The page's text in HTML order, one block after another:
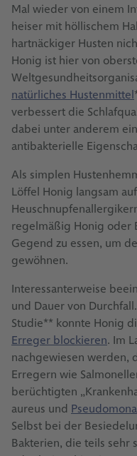
Mal wieder von einem
heiser mit höllischem
hartnäckiger Husten
Honig ist hier von
natürliches Hustenmittel
verbessert die
dabei unter anderem
antibakterielle
Als simplen
Löffel Honig langsam
regelmäßig Honig oder
Gegend zu essen, um
gewöhnen.
Interessanterweise
und Dauer von
Studie** konnte Honig
Erreger blockieren. Im
nachgewiesen werden,
Erregern wie
berüchtigten
aureus und
Selbst bei der
Bakterien, die teils sehr